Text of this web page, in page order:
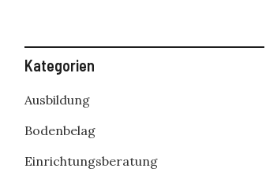
Kategorien
Ausbildung
Bodenbelag
Einrichtungsberatung